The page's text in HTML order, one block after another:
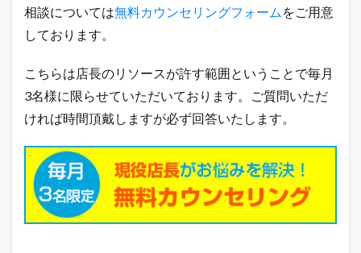
相談については無料カウンセリングフォーム をご用意
しております。
こちらは店長のリソースが許す範囲ということで毎月
3名様に限らせていただいております。ご質問いただ
ければ時間頂戴しますが必ず回答いたします。